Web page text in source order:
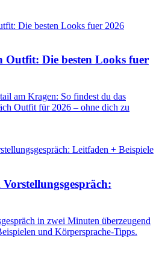
Outfit: Die besten Looks fuer
am Kragen: So findest du das
Outfit für 2026 – ohne dich zu
in zwei Minuten überzeugend
und Körpersprache-Tipps.